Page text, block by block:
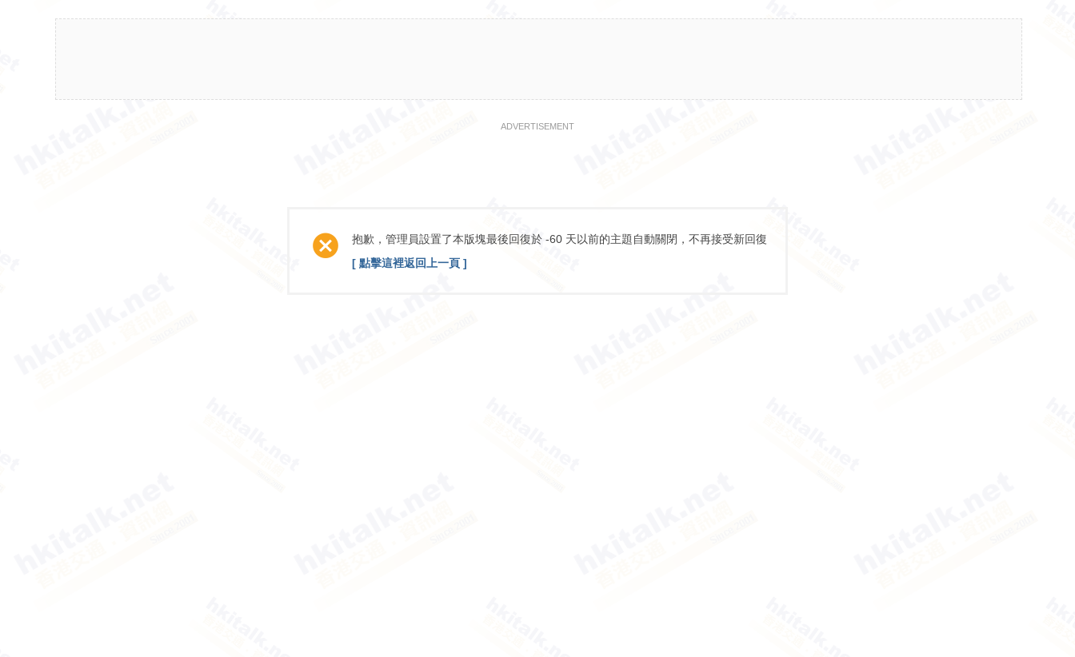
ADVERTISEMENT
抱歉，管理員設置了本版塊最後回復於 -60 天以前的主題自動關閉，不再接受新回復
[ 點擊這裡返回上一頁 ]